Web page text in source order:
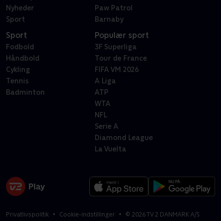
Nyheder
Sport
Paw Patrol
Barnaby
Sport
Fodbold
Håndbold
Cykling
Tennis
Badminton
Populær sport
3F Superliga
Tour de France
FIFA VM 2026
A Liga
ATP
WTA
NFL
Serie A
Diamond League
La Vuelta
Privatlivspolitik Cookie-indstillinger © 2026TV 2 DANMARK A/S